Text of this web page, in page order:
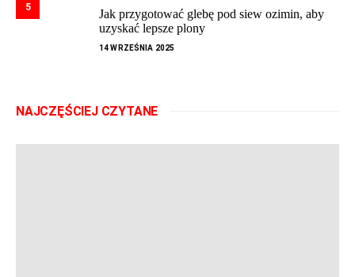
5
Jak przygotować glebę pod siew ozimin, aby
uzyskać lepsze plony
14 WRZEŚNIA 2025
NAJCZĘŚCIEJ CZYTANE